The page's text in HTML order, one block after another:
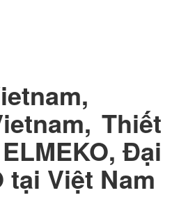
Thiết
Đại
tại Việt Nam